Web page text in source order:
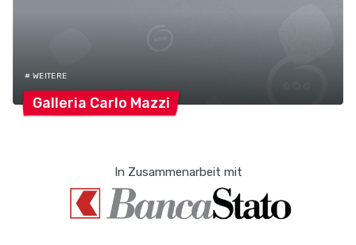
# WEITERE
Galleria Carlo Mazzi
In Zusammenarbeit mit